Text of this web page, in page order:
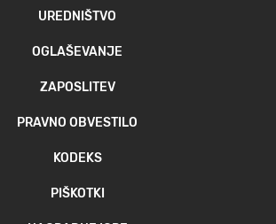
UREDNIŠTVO
OGLAŠEVANJE
ZAPOSLITEV
PRAVNO OBVESTILO
KODEKS
PIŠKOTKI